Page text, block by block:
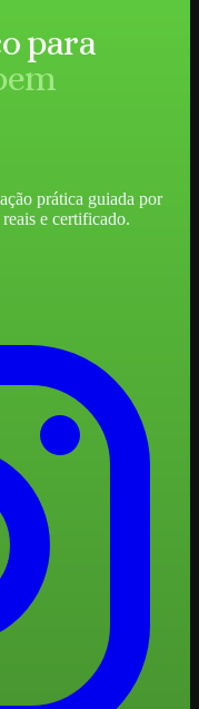
para
prática guiada por
e certificado.